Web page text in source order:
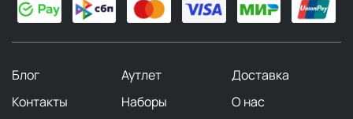
Блог Аутлет
Доставка
Контакты
Наборы
О нас